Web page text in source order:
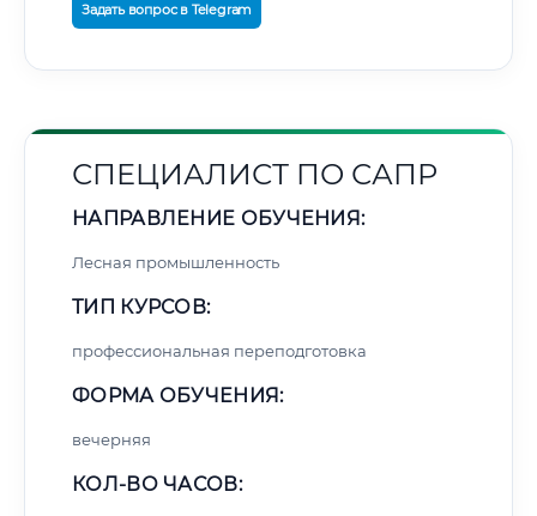
Задать вопрос в Telegram
СПЕЦИАЛИСТ ПО САПР
НАПРАВЛЕНИЕ ОБУЧЕНИЯ:
Лесная промышленность
ТИП КУРСОВ:
профессиональная переподготовка
ФОРМА ОБУЧЕНИЯ:
вечерняя
КОЛ-ВО ЧАСОВ: